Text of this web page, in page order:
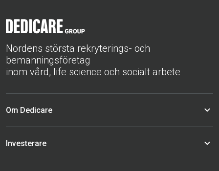
Nordens största rekryterings- och
bemanningsföretag
inom vård, life science och socialt arbete
Om Dedicare
Investerare